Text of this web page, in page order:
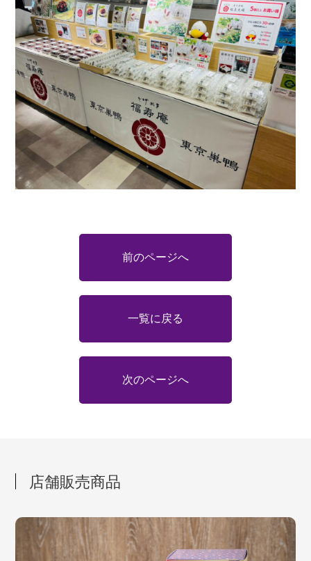
前のページへ
一覧に戻る
次のページへ
店舗販売商品